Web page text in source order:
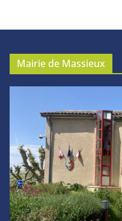
Mairie de Massieux